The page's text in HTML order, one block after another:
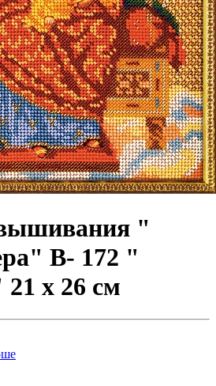
"
В- 172 "
х 26 см